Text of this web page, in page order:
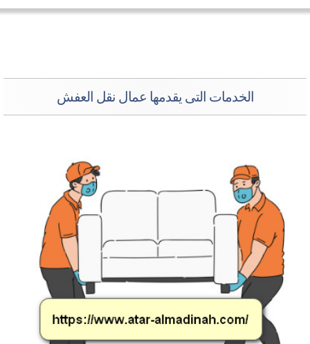
الخدمات التى يقدمها عمال نقل العفش